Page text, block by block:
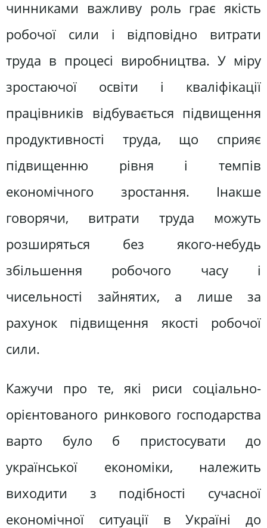
чинниками важливу роль грає якість
робочої сили і відповідно витрати
труда в процесі виробництва. У міру
зростаючої освіти і кваліфікації
працівників відбувається підвищення
продуктивності труда, що сприяє
підвищенню рівня і темпів
економічного зростання. Інакше
говорячи, витрати труда можуть
розширяться без якого-небудь
збільшення робочого часу і
чисельності зайнятих, а лише за
рахунок підвищення якості робочої
сили.
Кажучи про те, які риси соціально-
орієнтованого ринкового господарства
варто було б пристосувати до
української економіки, належить
виходити з подібності сучасної
економічної ситуації в Україні до